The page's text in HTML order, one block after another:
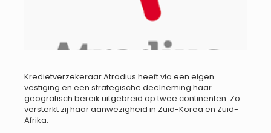
Kredietverzekeraar Atradius heeft via een eigen
vestiging en een strategische deelneming haar
geografisch bereik uitgebreid op twee continenten. Zo
versterkt zij haar aanwezigheid in Zuid-Korea en Zuid-
Afrika.